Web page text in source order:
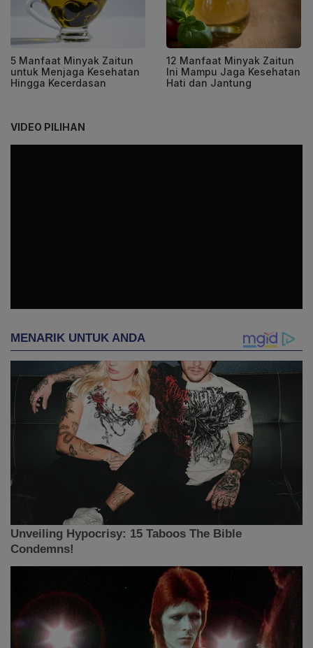
5 Manfaat Minyak Zaitun
untuk Menjaga Kesehatan
Hingga Kecerdasan
12 Manfaat Minyak Zaitun
Ini Mampu Jaga Kesehatan
Hati dan Jantung
VIDEO PILIHAN